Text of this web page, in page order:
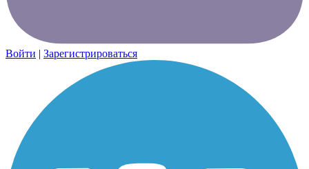
Войти | Зарегистрироваться